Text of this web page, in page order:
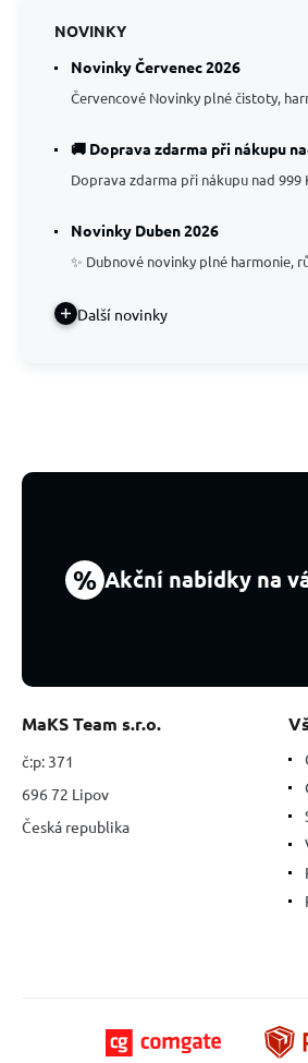
NOVINKY
Novinky Červenec 2026
Červencové Novinky plné čistoty,
🚚 Doprava zdarma při nákupu
Doprava zdarma při nákupu nad 999
Novinky Duben 2026
✨ Dubnové novinky plné harmonie,
Další novinky
% Akční nabídky na
MaKS Team s.r.o.
č:p: 371
696 72 Lipov
Česká republika